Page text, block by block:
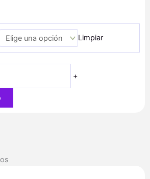
€
Limpiar
+